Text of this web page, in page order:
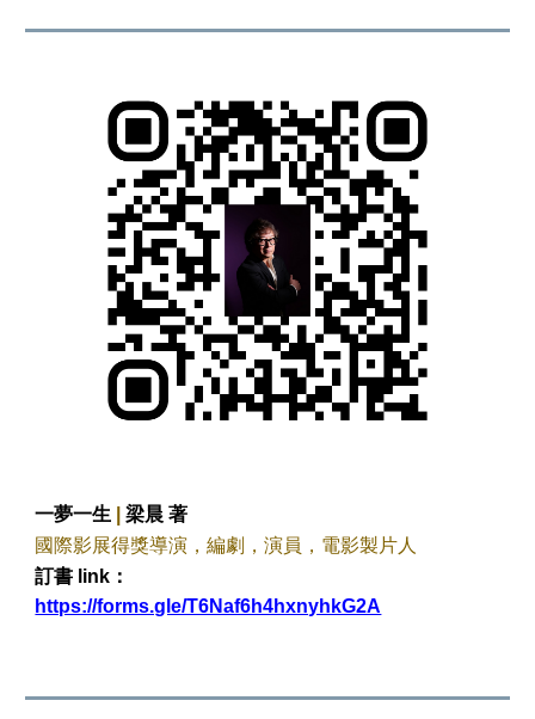
一夢一生 |梁晨 著
國際影展得獎導演，編劇，演員，電影製片人
訂書 link：
https://forms.gle/T6Naf6h4hxnyhkG2A